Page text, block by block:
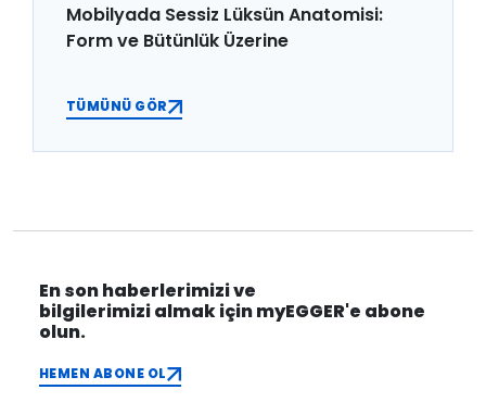
Mobilyada Sessiz Lüksün Anatomisi:
Form ve Bütünlük Üzerine
TÜMÜNÜ GÖR
En son haberlerimizi ve
bilgilerimizi almak için myEGGER'e abone
olun.
HEMEN ABONE OL